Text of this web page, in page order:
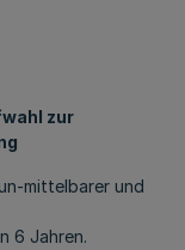
zur
mittelbarer und
6 Jahren.